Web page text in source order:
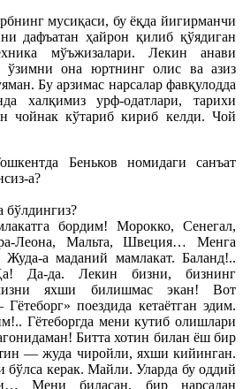
мусиқаси, бу ёқда йигирманчи
дафъатан ҳайрон қилиб қўядиган
мўъжизалари. Лекин анави
ўзимни она юртнинг олис ва азиз
Бу арзимас нарсалар фавқулодда
халқимиз урф-одатлари, тарихи
чойнак кўтариб кириб келди. Чой
Беньков номидаги санъат
а?
бордим! Морокко, Сенегал,
Леона, Мальта, Швеция… Менга
а маданий мамлакат. Баланд!..
Да-да. Лекин бизни, бизнинг
яхши билишмас экан! Вот
поездида кетаётган эдим.
Гётеборгда мени кутиб олишлари
Битта хотин билан ёш бир
— жуда чиройли, яхши кийинган.
керак. Майли. Уларда бу оддий
Мени биласан, бир нарсадан